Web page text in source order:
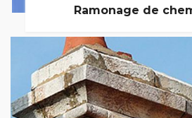
Ramonage de